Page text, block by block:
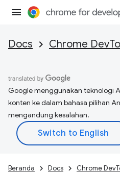
Docs Chrome
Google menggunakan teknologi
konten ke dalam bahasa pilihan
mengandung kesalahan.
Beranda Docs Chrome